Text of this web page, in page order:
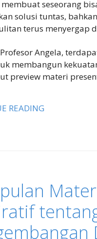
seseorang
solusi tuntas,
terus menyergap
Angela,
membangun
preview materi
READING